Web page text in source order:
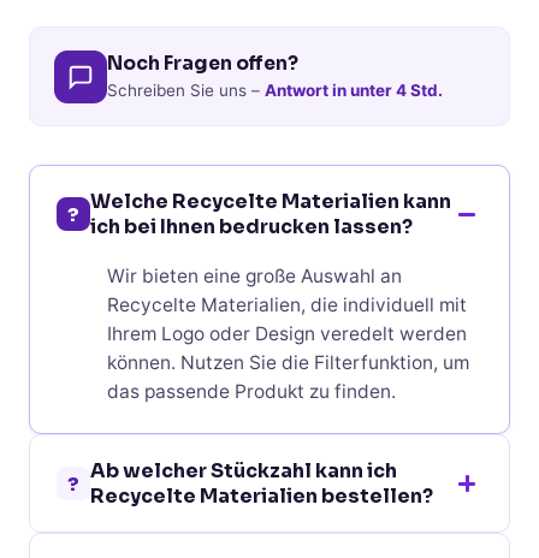
Noch Fragen offen?
Schreiben Sie uns – Antwort in unter 4 Std.
? Welche Recycelte Materialien kann
ich bei Ihnen bedrucken lassen?
Wir bieten eine große Auswahl an
Recycelte Materialien, die individuell mit
Ihrem Logo oder Design veredelt werden
können. Nutzen Sie die Filterfunktion, um
das passende Produkt zu finden.
? Ab welcher Stückzahl kann ich
Recycelte Materialien bestellen?